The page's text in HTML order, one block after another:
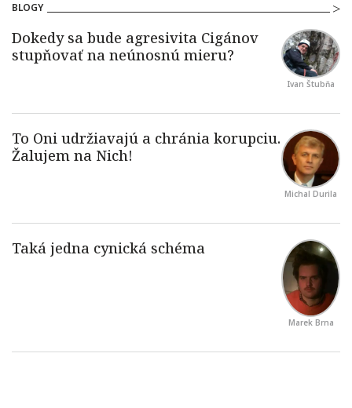
BLOGY
Ivan Štubňa
Michal Durila
Marek Brna